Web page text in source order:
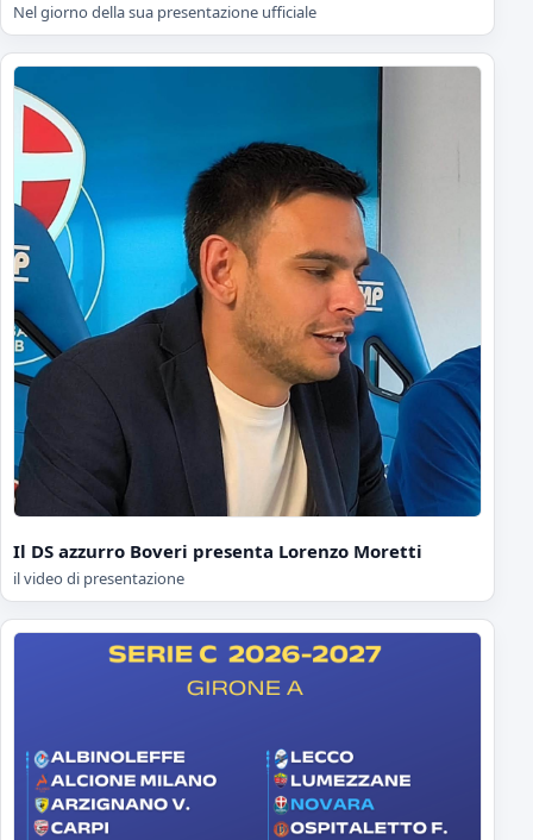
Nel giorno della sua presentazione ufficiale
Il DS azzurro Boveri presenta Lorenzo Moretti
il video di presentazione